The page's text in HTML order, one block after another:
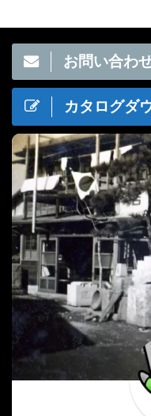
お問い合わ
カタログダ